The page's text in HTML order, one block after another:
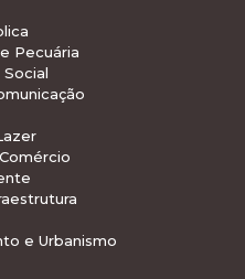
Pecuária
e Urbanismo